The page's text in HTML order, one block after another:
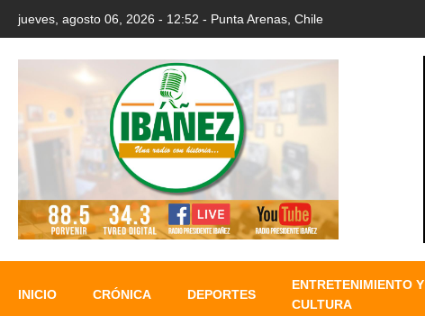
jueves, agosto 06, 2026 - 12:52 - Punta Arenas, Chile
INICIO CRÓNICA DEPORTES
ENTRETENIMIENTO Y
CULTURA